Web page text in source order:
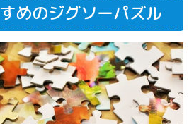
めのジグソーパズル